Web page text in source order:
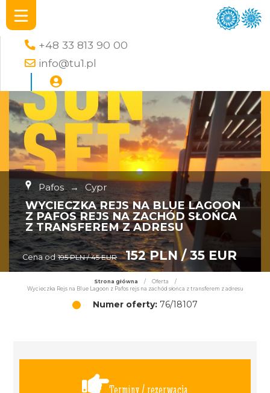
+48 33 813 90 00
info@tu1.pl
Pafos → Cypr
WYCIECZKA REJS NA BLUE LAGOON
Z PAFOS REJS NA ZACHÓD SŁOŃCA
Z TRANSFEREM Z ADRESU
Cena od 195 PLN / 45 EUR 152 PLN / 35 EUR
Strona główna / Oferta
/
Wycieczka Rejs na Blue Lagoon z Pafos rejs na zachód słońca z transferem z adresu
Numer oferty: 76/18107
Terminy / rezerwacja